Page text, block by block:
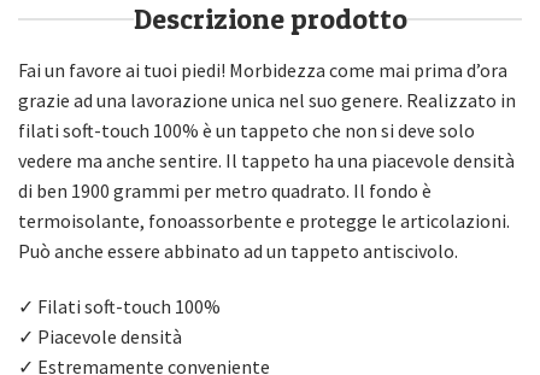
Descrizione prodotto
Fai un favore ai tuoi piedi! Morbidezza come mai prima d’ora
grazie ad una lavorazione unica nel suo genere. Realizzato in
filati soft-touch 100% è un tappeto che non si deve solo
vedere ma anche sentire. Il tappeto ha una piacevole densità
di ben 1900 grammi per metro quadrato. Il fondo è
termoisolante, fonoassorbente e protegge le articolazioni.
Può anche essere abbinato ad un tappeto antiscivolo.
✓ Filati soft-touch 100%
✓ Piacevole densità
✓ Estremamente conveniente